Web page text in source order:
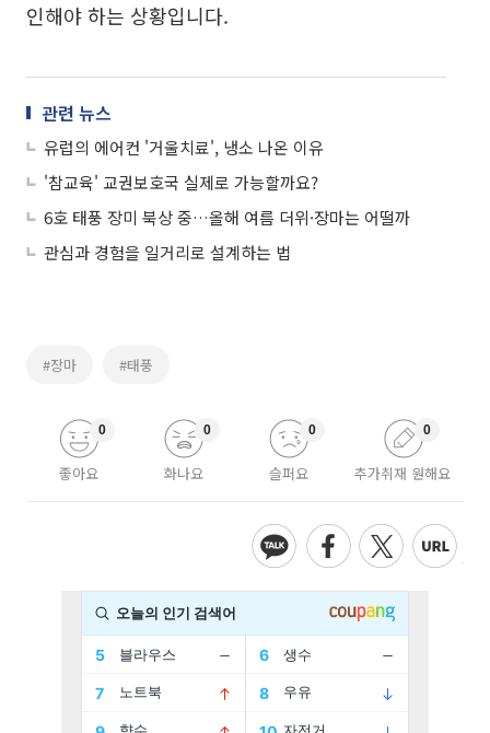
인해야 하는 상황입니다.
관련 뉴스
유럽의 에어컨 '거울치료', 냉소 나온 이유
'참교육' 교권보호국 실제로 가능할까요?
6호 태풍 장미 북상 중…올해 여름 더위·장마는 어떨까
관심과 경험을 일거리로 설계하는 법
#장마 #태풍
좋아요
0
화나요
0
슬퍼요
0
추가취재 원해요
0